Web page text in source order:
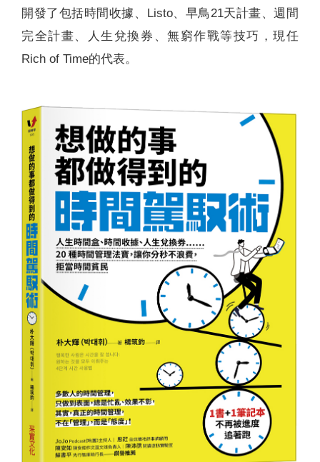
開發了包括時間收據、Listo、早鳥21天計畫、週間
完全計畫、人生兌換券、無窮作戰等技巧，現任
Rich of Time的代表。